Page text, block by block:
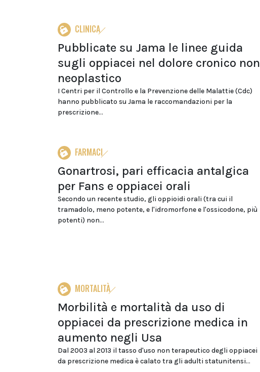
CLINICA
Pubblicate su Jama le linee guida
sugli oppiacei nel dolore cronico non
neoplastico
I Centri per il Controllo e la Prevenzione delle Malattie (Cdc)
hanno pubblicato su Jama le raccomandazioni per la
prescrizione...
FARMACI
Gonartrosi, pari efficacia antalgica
per Fans e oppiacei orali
Secondo un recente studio, gli oppioidi orali (tra cui il
tramadolo, meno potente, e l'idromorfone e l'ossicodone, più
potenti) non...
MORTALITÀ
Morbilità e mortalità da uso di
oppiacei da prescrizione medica in
aumento negli Usa
Dal 2003 al 2013 il tasso d'uso non terapeutico degli oppiacei
da prescrizione medica è calato tra gli adulti statunitensi...